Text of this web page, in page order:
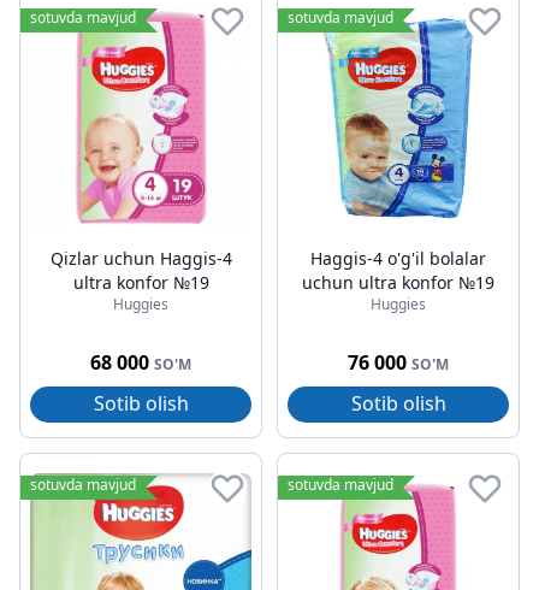
sotuvda mavjud
Qizlar uchun Haggis-4
ultra konfor №19
Huggies
68 000 SO'M
Sotib olish
sotuvda mavjud
Haggis-4 o'g'il bolalar
uchun ultra konfor №19
Huggies
76 000 SO'M
Sotib olish
sotuvda mavjud sotuvda mavjud